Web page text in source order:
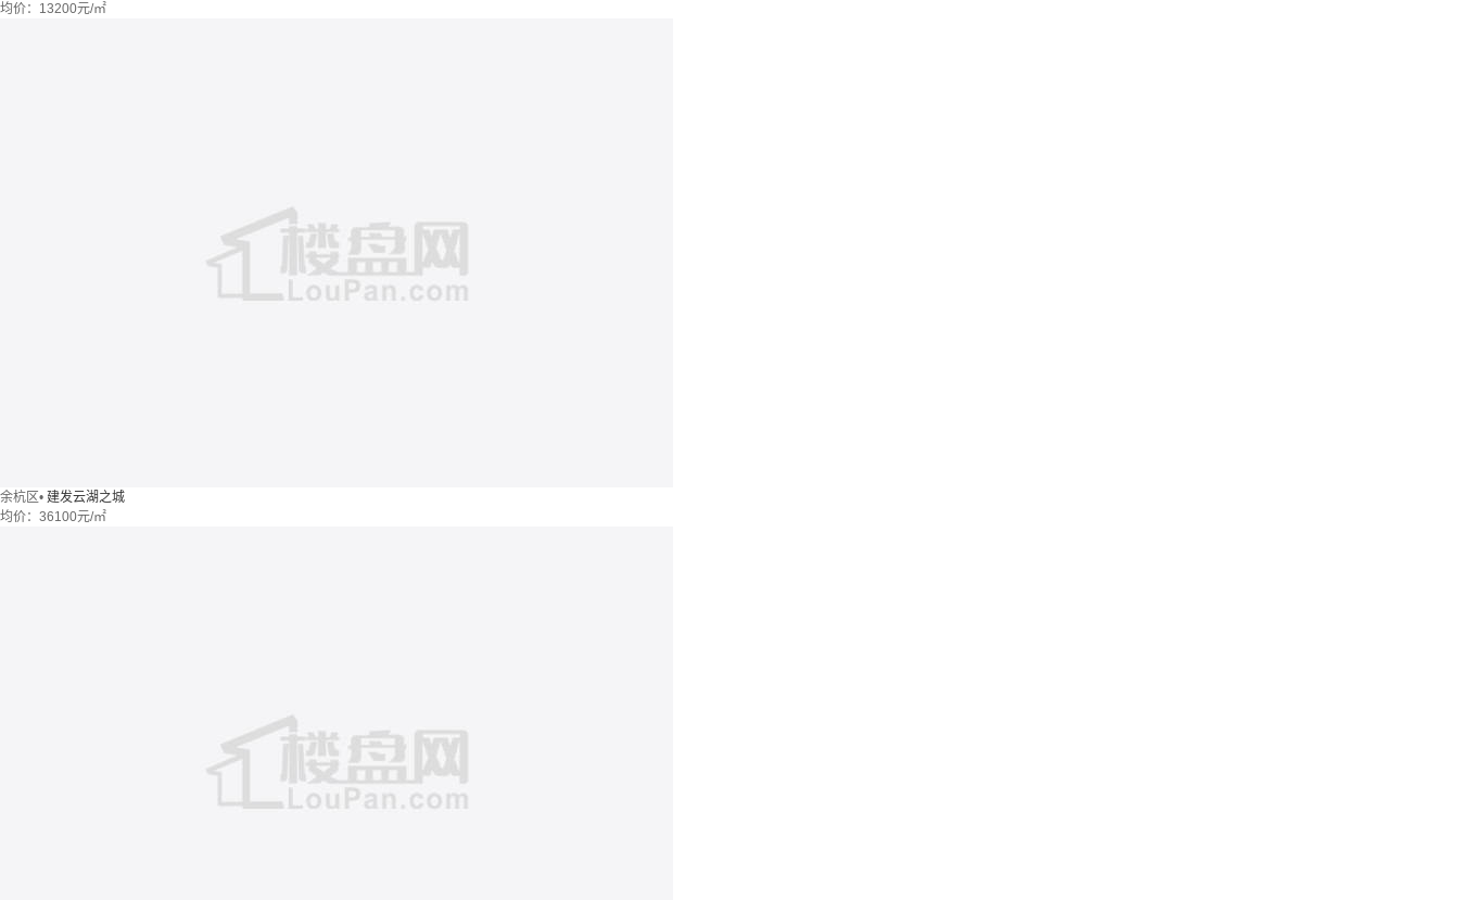
均价： 13200元/㎡
余杭区• 建发云湖之城
均价： 36100元/㎡